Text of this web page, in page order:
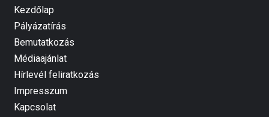
Kezdőlap
Pályázatírás
Bemutatkozás
Médiaajánlat
Hírlevél feliratkozás
Impresszum
Kapcsolat